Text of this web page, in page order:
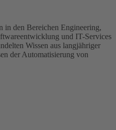
in den Bereichen Engineering,
und IT-Services
Wissen aus langjähriger
der Automatisierung von